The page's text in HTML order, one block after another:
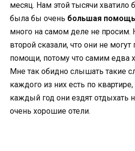
месяц. Нам этой тысячи хватило
была бы очень большая
много на самом деле не просим.
второй сказали, что они не могут
помощи, потому что самим едва
Мне так обидно слышать такие
каждого из них есть по
каждый год они ездят отдыхать
очень хорошие отели.